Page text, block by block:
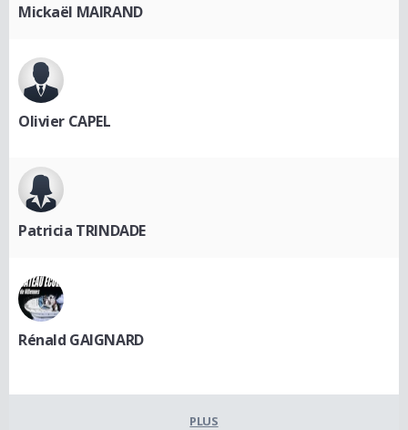
Mickaël MAIRAND
Olivier CAPEL
Patricia TRINDADE
Rénald GAIGNARD
PLUS